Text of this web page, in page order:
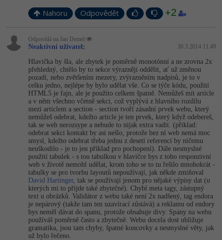
Nahoru Odpovědět +2
Odpovídá na Jan Demel
Neaktivní uživatel : 30.3.2014 11:49
Hlavička by šla, ale zbytek je poměrně monotónní a ne zrovna 2x
přehledný, chtělo by to sekce výrazněji oddělit, ať už změnou
pozadí, nebo zvětšením mezery, zvýrazněním nadpisů, je to v
celku jedno, nejlépe by bylo udělat vše. Co se týče kódu, použití
HTML5 je fajn, ale je použito celkem špatně. Nemůžeš mít article
a v něm všechno včetně sekci, což vyplývá z hlavního rozdílu
mezi articlem a section - section tvoří zásadní prvek webu, který
nemůžeš odebrat, kdežto article je ten prvek, který když odebereš,
tak se web nerozsype a nebude to nijak extra vadit. (přiklad:
odebrat sekci kontakt by asi nešlo, protože bez ní web nemá moc
smysl, kdežto odebrat třeba jednu z deseti referencí by ničemu
neuškodilo - je to jen příklad pro pochopení). Dále nesmyslné
použití tabulek - s tou tabulkou v hlavičce bys z toho responzivní
web v životě nemohl udělat, krom toho se to tu řešilo mnohokrát -
tabulky se pro tvorbu layoutů nepoužívají, jak někde zmiňoval
David Hartinger, tak se používají jenom pro nějaké výpisy dat (u
kterých mi to přijde také zbytečné). Chybí meta tagy, zástupný
text u obrázků. Validátor z webu také není 2x nadšený, tag endora
je nepárový (takže tam ten uzavírací zůstává) a reklamu od endory
bys neměl dávat do spanu, protože obsahuje divy. Spany na webu
používáš poměrně často a zbytečně. Webu docela dost ubližuje
gramatika, jsou tam chyby, špatné koncovky a nesmyslné věty, jak
už bylo řečeno.